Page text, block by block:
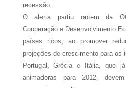
recessão.
O alerta partiu ontem da
Cooperação e Desenvolvimento
países ricos, ao promover
projeções de crescimento para os
Portugal, Grécia e Itália, que
animadoras para 2012,